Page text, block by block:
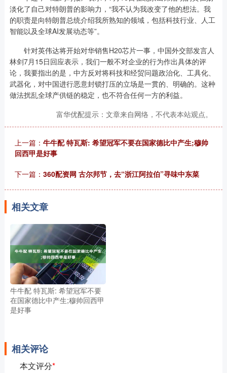
淡化了自己对特朗普的影响力，“我不认为我改变了他的想法。我
的职责是向特朗普总统介绍我所熟知的领域，包括科技行业、人工
智能以及全球AI发展动态等”。
针对英伟达将开始对华销售H20芯片一事，中国外交部发言人
林剑7月15日回应表示，我们一般不对企业的行为作出具体的评
论，我要指出的是，中方反对将科技和经贸问题政治化、工具化、
武器化，对中国进行恶意封锁打压的立场是一贯的、明确的。这种
做法扰乱全球产供链的稳定，也不符合任何一方的利益。
富华优配提示：文章来自网络，不代表本站观点。
上一篇： 牛牛配 特瓦斯: 希望冠军不要在国家德比中产生;穆帅
回西甲是好事
下一篇： 360配资网 古尔邦节，去“浙江阿拉伯”寻味中东菜
相关文章
牛牛配 特瓦斯: 希望冠军不要
在国家德比中产生;穆帅回西甲
是好事
相关评论
本文评分*